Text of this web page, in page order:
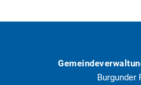
Burgunder